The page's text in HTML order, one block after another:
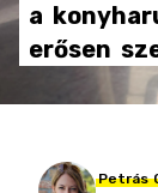
a
erősen
Petrás